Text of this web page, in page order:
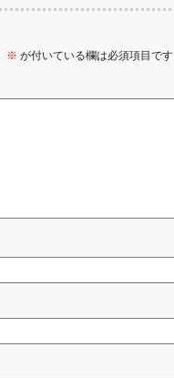
※ が付いている欄は必須項目です